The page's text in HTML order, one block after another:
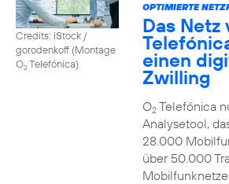
Credits: iStock /
gorodenkoff (Montage
O2Telefónica)
OPTIMIERTE
Das Netz
einen
Zwilling
O2Telefónica
Analysetool,
28.000
über 50.000